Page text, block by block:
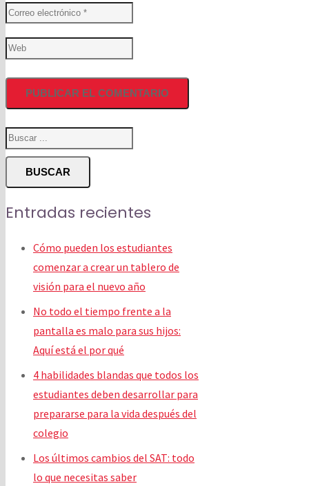
BUSCAR
Entradas recientes
Cómo pueden los estudiantes
comenzar a crear un tablero de
visión para el nuevo año
No todo el tiempo frente a la
pantalla es malo para sus hijos:
Aquí está el por qué
4 habilidades blandas que todos los
estudiantes deben desarrollar para
prepararse para la vida después del
colegio
Los últimos cambios del SAT: todo
lo que necesitas saber